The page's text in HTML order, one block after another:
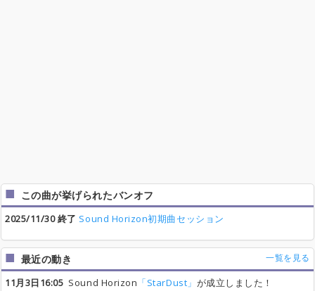
この曲が挙げられたバンオフ
2025/11/30 終了 Sound Horizon初期曲セッション
最近の動き 一覧を見る
11月3日16:05 Sound Horizon 「StarDust」 が成立しました！